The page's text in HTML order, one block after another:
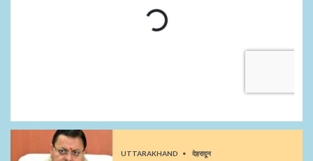
UTTARAKHAND देहरादून